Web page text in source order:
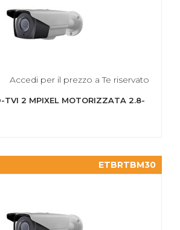
Accedi per il prezzo a Te riservato
TVI 2 MPIXEL MOTORIZZATA 2.8-
ETBRTBM30